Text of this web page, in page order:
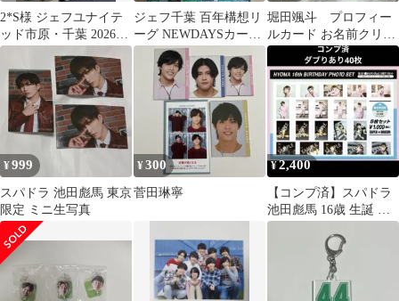
2*S様 ジェフユナイテ
ッド市原・千葉 2026百
年構想リーグユニフォ
ーム 品田
ジェフ千葉 百年構想リ
ーグ NEWDAYSカード
全種類まとめ売り 9枚
堀田颯斗 プロフィー
ルカード お名前クリッ
プ 缶バッジセット
¥999
スパドラ 池田彪馬 東京
限定 ミニ生写真
¥300
菅田琳寧
¥2,400
【コンプ済】スパドラ
池田彪馬 16歳 生誕 生
写真